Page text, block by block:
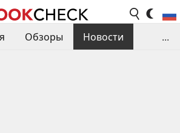
Обзоры
Новости
...